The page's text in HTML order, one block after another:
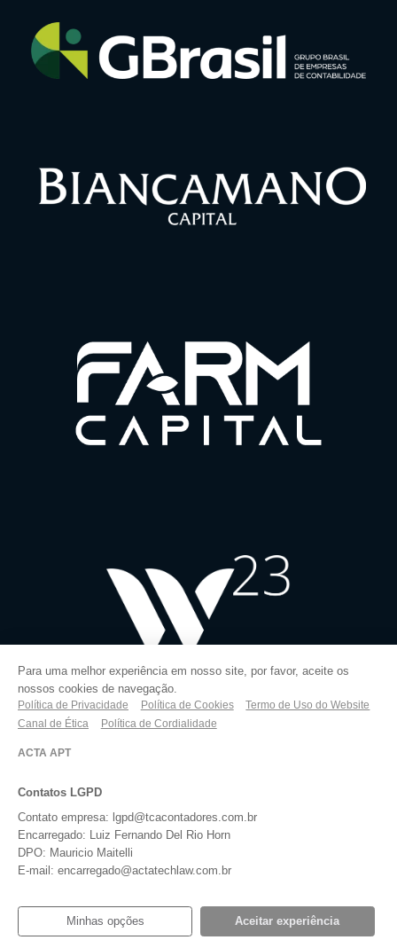
Para uma melhor experiência em nosso site, por favor, aceite os
nossos cookies de navegação.
Política de Privacidade Política de Cookies
Termo de Uso do Website
Canal de Ética
Política de Cordialidade
ACTA APT
Contatos LGPD
Contato empresa: lgpd@tcacontadores.com.br
Encarregado: Luiz Fernando Del Rio Horn
DPO: Mauricio Maitelli
E-mail: encarregado@actatechlaw.com.br
Minhas opções Aceitar experiência